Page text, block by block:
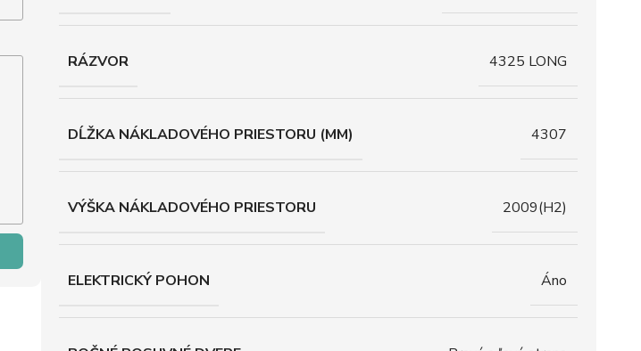
RÁZVOR 4325 LONG
DĹŽKA NÁKLADOVÉHO PRIESTORU (MM) 4307
VÝŠKA NÁKLADOVÉHO PRIESTORU 2009(H2)
ELEKTRICKÝ POHON Áno